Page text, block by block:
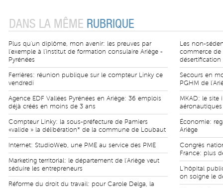
DANS LA MÊME RUBRIQUE
Plus qu'un diplôme, mon avenir: les preuves par
l'exemple à l'institut de formation consulaire Ariège -
Pyrénées
Ferrières: réunion publique sur le compteur Linky ce
vendredi
Agence EDF Vallées Pyrénées en Ariège: 36 emplois
déjà créés en moins de 3 ans
Compteur Linky: la sous-préfecture de Pamiers
«valide » la délibération* de la commune de Loubaut
Internet: StudioWeb, une PME au service des PME
Marketing territorial: le département de l'Ariège veut
séduire les entrepreneurs
Réforme du droit du travail: pour Carole Delga, la
Les non-
commerce de
désertification
Secours en
PGHM de
MKAD: le site
Économie:
Ariège
Congrès
France: plus
L'hôpital
on soigne le